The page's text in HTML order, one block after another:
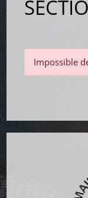
Impossible